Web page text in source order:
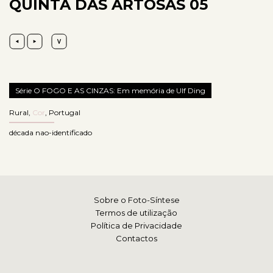
QUINTA DAS ARTOSAS 05
Série O FOGO E AS CINZAS: Em memória de Ulf Ding
Rural Cor Portugal
década nao-identificado
Sobre o Foto-Síntese
Termos de utilização
Política de Privacidade
Contactos